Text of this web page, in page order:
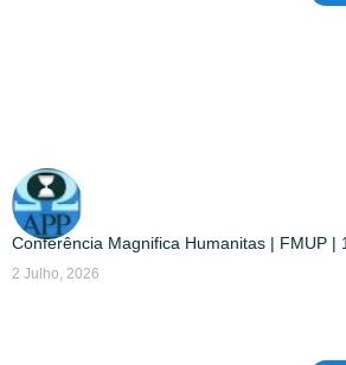
Conferência Magnifica Humanitas | FMUP |
2 Julho, 2026